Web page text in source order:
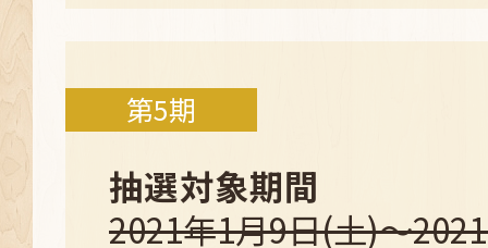
第5期
抽選対象期間
2021年1月9日(土)～